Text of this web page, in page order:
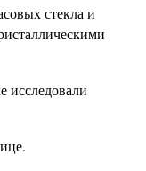
стекла и
исследовали